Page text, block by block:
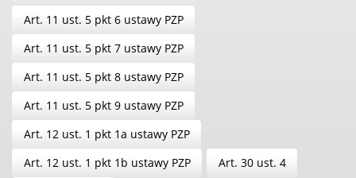
Art. 11 ust. 5 pkt 6 ustawy PZP
Art. 11 ust. 5 pkt 7 ustawy PZP
Art. 11 ust. 5 pkt 8 ustawy PZP
Art. 11 ust. 5 pkt 9 ustawy PZP
Art. 12 ust. 1 pkt 1a ustawy PZP
Art. 12 ust. 1 pkt 1b ustawy PZP
Art. 30 ust. 4